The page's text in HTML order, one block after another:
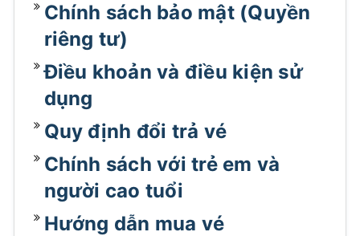
Chính sách bảo mật (Quyền
riêng tư)
Điều khoản và điều kiện sử
dụng
Quy định đổi trả vé
Chính sách với trẻ em và
người cao tuổi
Hướng dẫn mua vé